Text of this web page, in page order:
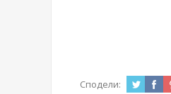
Сподели: